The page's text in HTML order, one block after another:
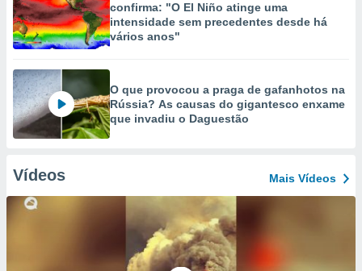
confirma: "O El Niño atinge uma
intensidade sem precedentes desde há
vários anos"
O que provocou a praga de gafanhotos na
Rússia? As causas do gigantesco enxame
que invadiu o Daguestão
Vídeos Mais Vídeos